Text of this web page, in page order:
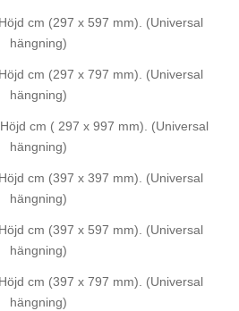
cm (297 x 597 mm). (Universal
hängning)
cm (297 x 797 mm). (Universal
hängning)
cm ( 297 x 997 mm). (Universal
hängning)
cm (397 x 397 mm). (Universal
hängning)
cm (397 x 597 mm). (Universal
hängning)
cm (397 x 797 mm). (Universal
hängning)